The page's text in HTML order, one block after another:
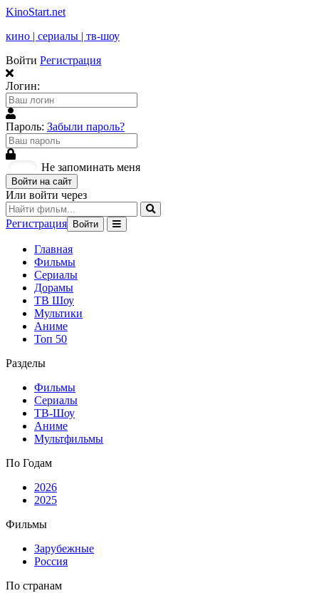
KinoStart.net
кино | сериалы | тв-шоу
Войти Регистрация
Логин:
Пароль: Забыли пароль?
Не запоминать меня
Войти на сайт
Или войти через
Регистрация Войти
Главная
Фильмы
Сериалы
Дорамы
ТВ Шоу
Мультики
Аниме
Топ 50
Разделы
Фильмы
Сериалы
ТВ-Шоу
Аниме
Мультфильмы
По Годам
2026
2025
Фильмы
Зарубежные
Россия
По странам